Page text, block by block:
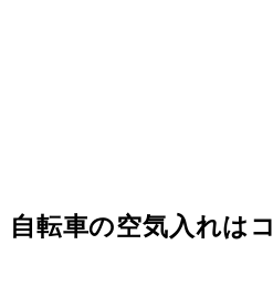
自転車の空気入れは